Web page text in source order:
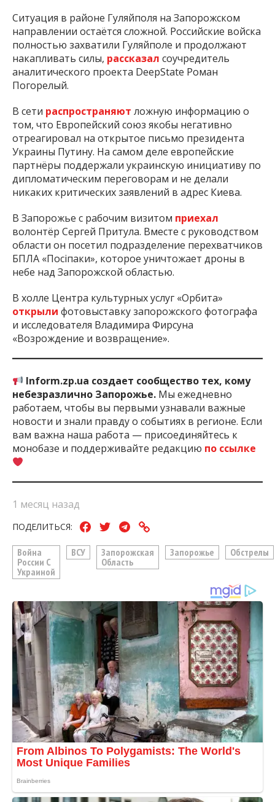
Ситуация в районе Гуляйполя на Запорожском
направлении остаётся сложной. Российские войска
полностью захватили Гуляйполе и продолжают
накапливать силы, рассказал соучредитель
аналитического проекта DeepState Роман
Погорелый.
В сети распространяют ложную информацию о
том, что Европейский союз якобы негативно
отреагировал на открытое письмо президента
Украины Путину. На самом деле европейские
партнёры поддержали украинскую инициативу по
дипломатическим переговорам и не делали
никаких критических заявлений в адрес Киева.
В Запорожье с рабочим визитом приехал
волонтёр Сергей Притула. Вместе с руководством
области он посетил подразделение перехватчиков
БПЛА «Посіпаки», которое уничтожает дроны в
небе над Запорожской областью.
В холле Центра культурных услуг «Орбита»
открыли фотовыставку запорожского фотографа
и исследователя Владимира Фирсуна
«Возрождение и возвращение».
Inform.zp.ua создает сообщество тех, кому
небезразлично Запорожье. Мы ежедневно
работаем, чтобы вы первыми узнавали важные
новости и знали правду о событиях в регионе. Если
вам важна наша работа — присоединяйтесь к
монобазе и поддерживайте редакцию по ссылке
1 месяц назад
ПОДЕЛИТЬСЯ:
Война
России С
Украиной
ВСУ
Запорожская
Область
Запорожье Обстрелы